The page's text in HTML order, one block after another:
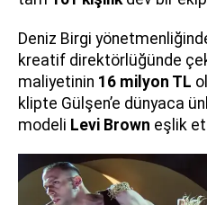
Deniz Birgi
kreatif direktörlüğünde
maliyetinin 16 milyon TL
klipte Gülşen’e dünyaca
modeli Levi Brown eşlik